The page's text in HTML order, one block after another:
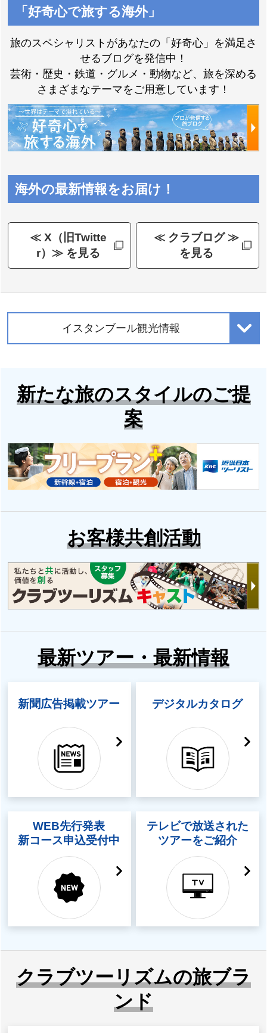
「好奇心で旅する海外」
旅のスペシャリストがあなたの「好奇心」を満足さ
せるブログを発信中！
芸術・歴史・鉄道・グルメ・動物など、旅を深める
さまざまなテーマをご用意しています！
海外の最新情報をお届け！
≪ X（旧Twitte
r）≫ を見る
≪ クラブログ ≫
を見る
イスタンブール観光情報
新たな旅のスタイルのご提
案
お客様共創活動
最新ツアー・最新情報
新聞広告掲載ツアー デジタルカタログ
WEB先行発表
新コース申込受付中
テレビで放送された
ツアーをご紹介
クラブツーリズムの旅ブラ
ンド